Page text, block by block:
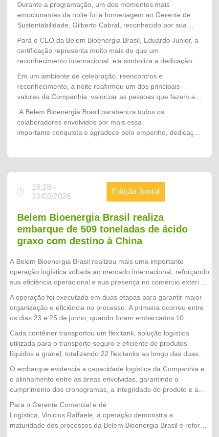
a Belem Bioenergia Brasil como referência nacional em
sustentabilidade no setor de palma de óleo.
Durante a programação, um dos momentos mais
emocionantes da noite foi a homenagem ao Gerente de
Sustentabilidade, Gilberto Cabral, reconhecido por sua
todo o processo de auditoria. Seu trabalho, aliado ao
empenho de diversas equipes, foi determinante para o
sucesso de mais essa importante etapa da certificação.
Para o CEO da Belem Bioenergia Brasil, Eduardo Junior, a
certificação representa muito mais do que um
reconhecimento internacional: ela simboliza a dedicação
Companhia. "Cada certificação conquistada é resultado do
trabalho, da competência e do comprometimento das
nossas pessoas. A manutenção da certificação RSPO
demonstra que sustentabilidade, excelência operacional e
responsabilidade fazem parte da nossa cultura e orientam
cada decisão que tomamos. Esta conquista pertence a
Em um ambiente de celebração, reencontros e
reconhecimento, a noite reafirmou um dos principais
valores da Companhia: valorizar as pessoas que fazem a
momento simbolizou o orgulho de fazer parte de uma
organização que acredita no trabalho em equipe, investe
no desenvolvimento de seus profissionais e segue
A Belem Bioenergia Brasil parabeniza todos os
colaboradores envolvidos por mais essa
importante conquista e agradece pelo empenho, dedicação
16:28 -
10/03/2026
Edição Jornal
Belem Bioenergia Brasil realiza
embarque de 509 toneladas de ácido
graxo com destino à China
A Belem Bioenergia Brasil realizou mais uma importante
operação logística voltada ao mercado internacional, reforçando
sua eficiência operacional e sua presença no comércio exterior.
toneladas de ácido graxo, com destino à China.
A operação foi executada em duas etapas para garantir maior
organização e eficiência no processo. A primeira ocorreu entre
os dias 23 e 25 de junho, quando foram embarcados 10
junho, 1º e 2 de julho, com o envio de mais 12 contêineres,
concluindo a operação com sucesso.
Cada contêiner transportou um flexitank, solução logística
utilizada para o transporte seguro e eficiente de produtos
líquidos a granel, totalizando 22 flexitanks ao longo das duas
O embarque evidencia a capacidade logística da Companhia e
o alinhamento entre as áreas envolvidas, garantindo o
cumprimento dos cronogramas, a integridade do produto e a
Para o Gerente Comercial e de
Logística, Vinicius Raffaele, a operação demonstra a
maturidade dos processos da Belem Bioenergia Brasil e reforça